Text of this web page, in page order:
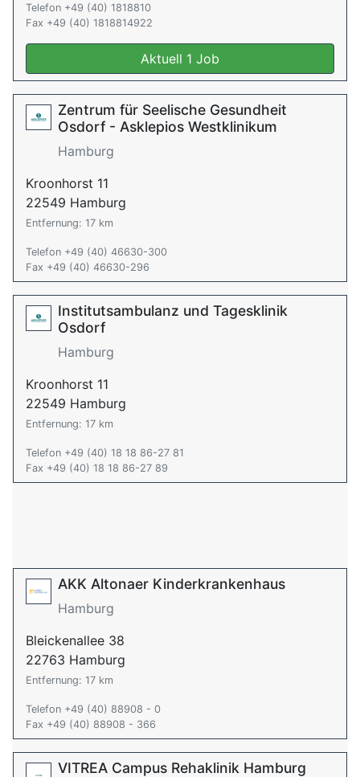
Telefon +49 (40) 1818810
Fax +49 (40) 1818814922
Aktuell 1 Job
Zentrum für Seelische Gesundheit
Osdorf - Asklepios Westklinikum
Hamburg
Kroonhorst 11
22549 Hamburg
Entfernung: 17 km
Telefon +49 (40) 46630-300
Fax +49 (40) 46630-296
Institutsambulanz und Tagesklinik
Osdorf
Hamburg
Kroonhorst 11
22549 Hamburg
Entfernung: 17 km
Telefon +49 (40) 18 18 86-27 81
Fax +49 (40) 18 18 86-27 89
AKK Altonaer Kinderkrankenhaus
Hamburg
Bleickenallee 38
22763 Hamburg
Entfernung: 17 km
Telefon +49 (40) 88908 - 0
Fax +49 (40) 88908 - 366
VITREA Campus Rehaklinik Hamburg